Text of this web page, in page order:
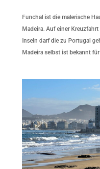
Funchal ist die malerische
Madeira. Auf einer
Inseln darf die zu Portugal
Madeira selbst ist bekannt